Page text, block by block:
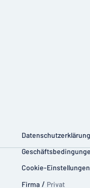
Datenschutzerklärung
Cookie-Einstellungen
Firma / Privat